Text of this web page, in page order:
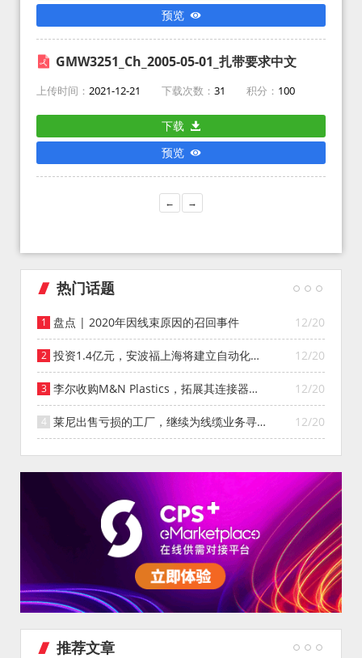
预览
GMW3251_Ch_2005-05-01_扎带要求中文
上传时间： 2021-12-21 下载次数： 31 积分： 100
下载
预览
← →
热门话题
12/20
盘点 | 2020年因线束原因的召回事件
12/20
投资1.4亿元，安波福上海将建立自动化智
能仓库
12/20
李尔收购M&N Plastics，拓展其连接器系
统业务
12/20
莱尼出售亏损的工厂，继续为线缆业务寻找
投资者
推荐文章